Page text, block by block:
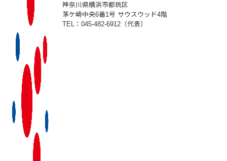
神奈川県横浜市都筑区
茅ケ崎中央6番1号 サウスウッド4階
TEL：045-482-6912（代表）